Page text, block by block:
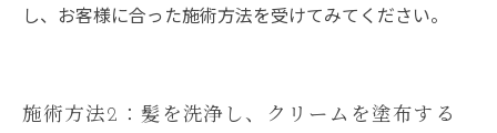
し、お客様に合った施術方法を受けてみてください。
施術方法2：髪を洗浄し、クリームを塗布する